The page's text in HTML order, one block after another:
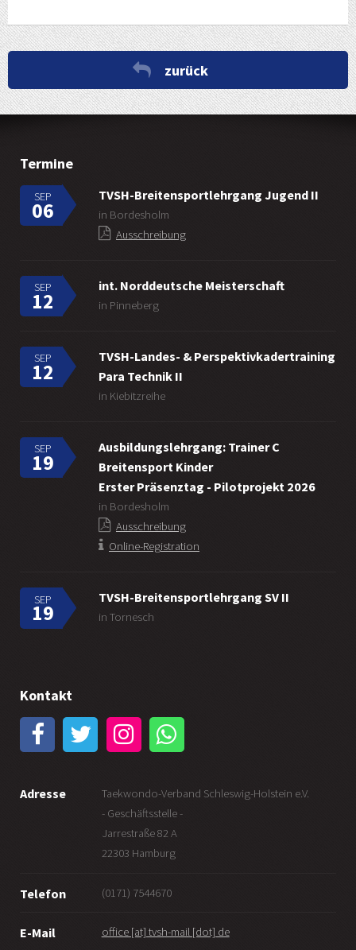
zurück
Termine
SEP
06
TVSH-Breitensportlehrgang Jugend II
in Bordesholm
Ausschreibung
SEP
12
int. Norddeutsche Meisterschaft
in Pinneberg
SEP
12
TVSH-Landes- & Perspektivkadertraining
Para Technik II
in Kiebitzreihe
SEP
19
Ausbildungslehrgang: Trainer C
Breitensport Kinder
Erster Präsenztag - Pilotprojekt 2026
in Bordesholm
Ausschreibung
Online-Registration
SEP
19
TVSH-Breitensportlehrgang SV II
in Tornesch
Kontakt
Adresse
Taekwondo-Verband Schleswig-Holstein e.V.
- Geschäftsstelle -
Jarrestraße 82 A
22303 Hamburg
Telefon (0171) 7544670
E-Mail office [at] tvsh-mail [dot] de